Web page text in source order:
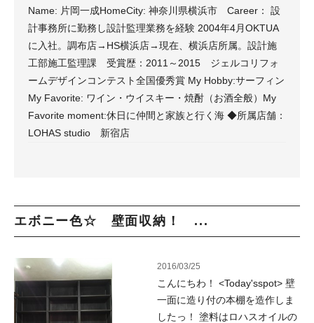
Name: 片岡一成HomeCity: 神奈川県横浜市 Career： 設
計事務所に勤務し設計監理業務を経験 2004年4月OKTUA
に入社。調布店→HS横浜店→現在、横浜店所属。設計施
工部施工監理課 受賞歴：2011～2015 ジェルコリフォ
ームデザインコンテスト全国優秀賞 My Hobby:サーフィン
My Favorite: ワイン・ウイスキー・焼酎（お酒全般）My
Favorite moment:休日に仲間と家族と行く海 ◆所属店舗：
LOHAS studio 新宿店
エボニー色☆ 壁面収納！ ...
2016/03/25
こんにちわ！ <Today'sspot> 壁
一面に造り付の本棚を造作しま
したっ！ 塗料はロハスオイルの